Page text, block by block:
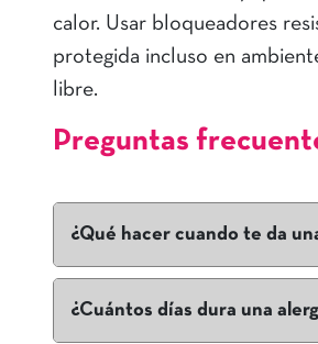
calor. Usar bloqueadores
protegida incluso en
libre.
Preguntas
¿Qué hacer cuando te da
Lo importante es conocer el
medidas se pueden usar
¿Cuántos días dura una